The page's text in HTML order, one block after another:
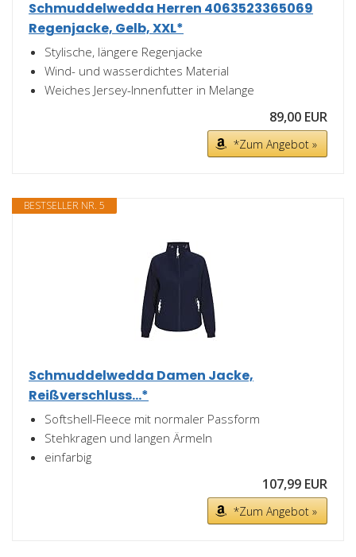
Schmuddelwedda Herren 4063523365069
Regenjacke, Gelb, XXL*
Stylische, längere Regenjacke
Wind- und wasserdichtes Material
Weiches Jersey-Innenfutter in Melange
89,00 EUR
*Zum Angebot »
BESTSELLER NR. 5
Schmuddelwedda Damen Jacke,
Reißverschluss...*
Softshell-Fleece mit normaler Passform
Stehkragen und langen Ärmeln
einfarbig
107,99 EUR
*Zum Angebot »